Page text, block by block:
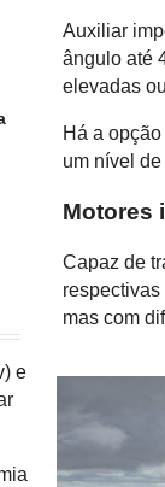
Auxiliar
ângulo até
elevadas
Há a
um nível
Motores
Capaz de
mas com
e